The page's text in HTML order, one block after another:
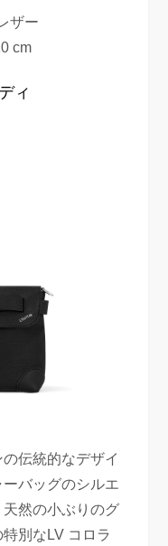
ザー
cm
ィ
伝統的なデザイ
バッグのシルエ
然の小ぶりのグ
別なLV コロラ